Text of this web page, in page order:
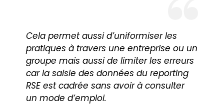
Cela permet aussi d’uniformiser les
pratiques à travers une entreprise ou un
groupe mais aussi de limiter les erreurs
car la saisie des données du reporting
RSE est cadrée sans avoir à consulter
un mode d’emploi.